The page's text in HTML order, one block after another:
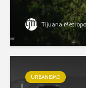
Tijuana
URBANISMO